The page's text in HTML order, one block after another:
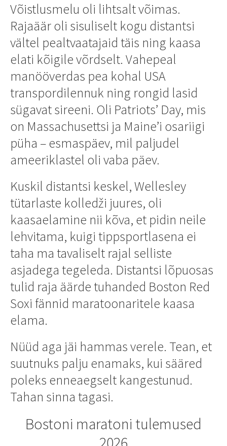
Võistlusmelu oli lihtsalt võimas.
Rajaäär oli sisuliselt kogu distantsi
vältel pealtvaatajaid täis ning kaasa
elati kõigile võrdselt. Vahepeal
manööverdas pea kohal USA
transpordilennuk ning rongid lasid
sügavat sireeni. Oli Patriots’ Day, mis
on Massachusettsi ja Maine’i osariigi
püha – esmaspäev, mil paljudel
ameeriklastel oli vaba päev.
Kuskil distantsi keskel, Wellesley
tütarlaste kolledži juures, oli
kaasaelamine nii kõva, et pidin neile
lehvitama, kuigi tippsportlasena ei
taha ma tavaliselt rajal selliste
asjadega tegeleda. Distantsi lõpuosas
tulid raja äärde tuhanded Boston Red
Soxi fännid maratoonaritele kaasa
elama.
Nüüd aga jäi hammas verele. Tean, et
suutnuks palju enamaks, kui sääred
poleks enneaegselt kangestunud.
Tahan sinna tagasi.
Bostoni maratoni tulemused